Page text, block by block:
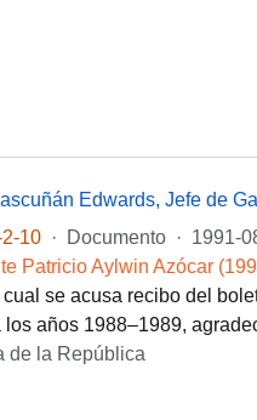
10
· Documento · 1991-
Patricio Aylwin Azócar
se acusa recibo del
años 1988–1989,
de la República